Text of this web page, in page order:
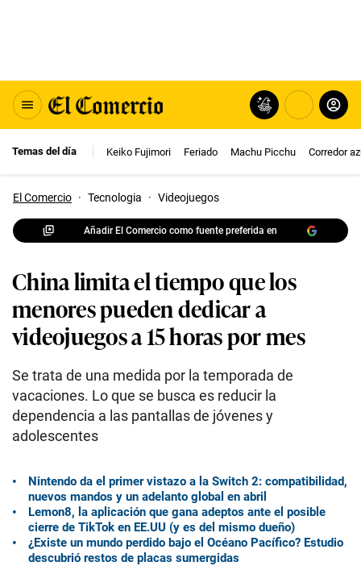
Temas del día Keiko Fujimori Feriado Machu Picchu Corredor
El Comercio · Tecnologia · Videojuegos
Añadir El Comercio como fuente preferida en
China limita el tiempo que los
menores pueden dedicar a
videojuegos a 15 horas por mes
Se trata de una medida por la temporada de
vacaciones. Lo que se busca es reducir la
dependencia a las pantallas de jóvenes y
adolescentes
Nintendo da el primer vistazo a la Switch 2: compatibilidad,
nuevos mandos y un adelanto global en abril
Lemon8, la aplicación que gana adeptos ante el posible
cierre de TikTok en EE.UU (y es del mismo dueño)
¿Existe un mundo perdido bajo el Océano Pacífico? Estudio
descubrió restos de placas sumergidas